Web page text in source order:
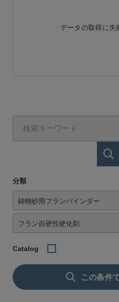
データの取得に失
分類
Catalog
この条件